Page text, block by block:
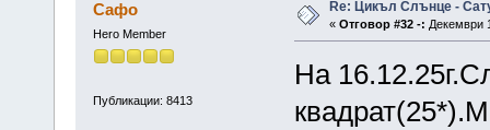
Сафо
Hero Member
Публикации: 8413
Re: Цикъл Слънце -
« Отговор #32 -: Декември
На